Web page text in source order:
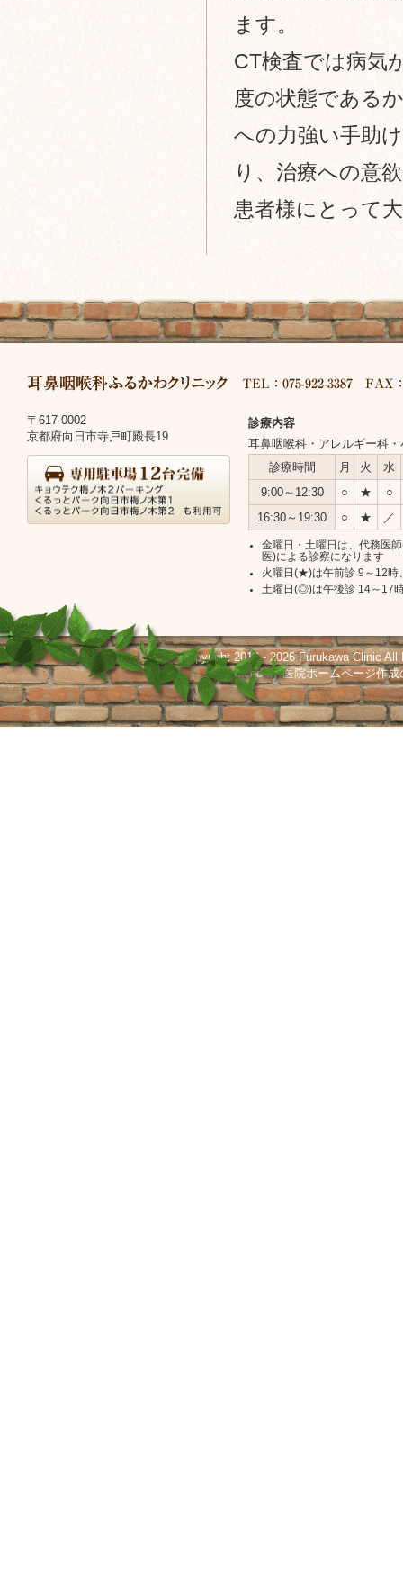
ます。
CT検査では病気
度の状態である
への力強い手助
り、治療への意
患者様にとって
フ
ッ
ー
シ
ョ
ン
ク
リ
ッ
ク
〒617-0002
京都府向日市寺戸町殿長19
診療内容
耳鼻咽喉科・アレルギー科
日
時
診療時間 月 火
水
9:00～12:30
○ ★
○
16:30～19:30
○ ★ ／
金曜日・土曜日は、代務医
医)による診察になります
火曜日(★)は午前診 9～12時
土曜日(◎)は午後診 14～17
Copyright 2013 - 2026 Furukawa Clinic All
Produced by医院ホームページ作成